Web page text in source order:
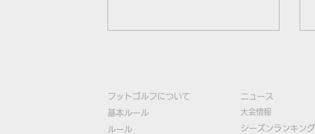
フットゴルフについて
基本ルール
ルール
​ニュース
大会情報
シーズンランキング